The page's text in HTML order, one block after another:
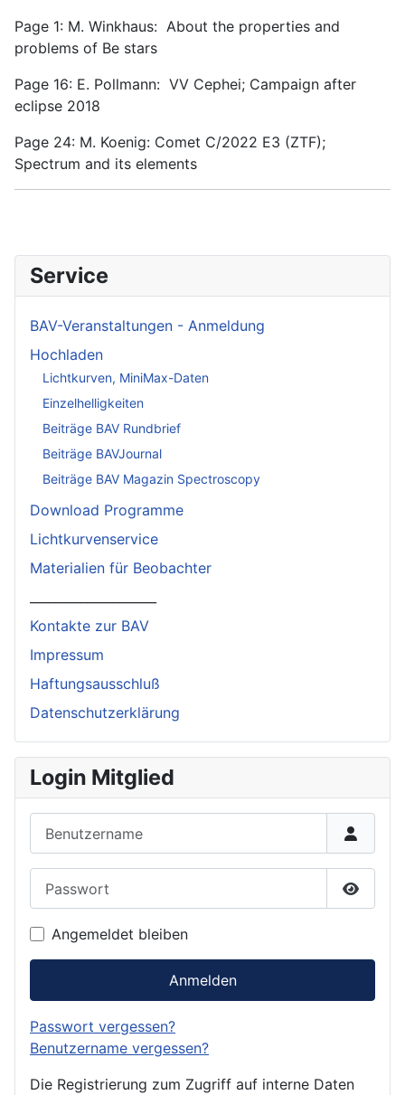
Page 1: M. Winkhaus: About the properties and
problems of Be stars
Page 16: E. Pollmann: VV Cephei; Campaign after
eclipse 2018
Page 24: M. Koenig: Comet C/2022 E3 (ZTF);
Spectrum and its elements
Service
BAV-Veranstaltungen - Anmeldung
Hochladen
Lichtkurven, MiniMax-Daten
Einzelhelligkeiten
Beiträge BAV Rundbrief
Beiträge BAVJournal
Beiträge BAV Magazin Spectroscopy
Download Programme
Lichtkurvenservice
Materialien für Beobachter
Kontakte zur BAV
Impressum
Haftungsausschluß
Datenschutzerklärung
Login Mitglied
Angemeldet bleiben
Anmelden
Passwort vergessen?
Benutzername vergessen?
Die Registrierung zum Zugriff auf interne Daten